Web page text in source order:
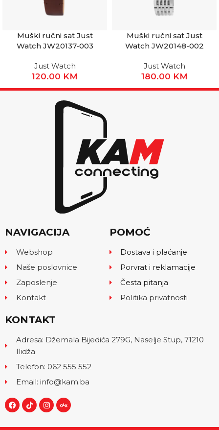
Muški ručni sat Just
Watch JW20137-003
Just Watch
120.00 KM
Muški ručni sat Just
Watch JW20148-002
Just Watch
180.00 KM
NAVIGACIJA
Webshop
Naše poslovnice
Zaposlenje
Kontakt
POMOĆ
Dostava i plaćanje
Porvrat i reklamacije
Česta pitanja
Politika privatnosti
KONTAKT
Adresa: Džemala Bijedića 279G, Naselje Stup, 71210
Ilidža
Telefon: 062 555 552
Email: info@kam.ba